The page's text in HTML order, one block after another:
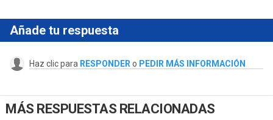
Añade tu respuesta
Haz clic para RESPONDER o PEDIR MÁS INFORMACIÓN
MÁS RESPUESTAS RELACIONADAS